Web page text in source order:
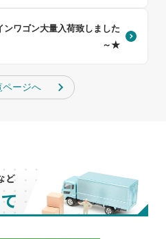
ワゴン大量入荷致しました
～★
ページへ